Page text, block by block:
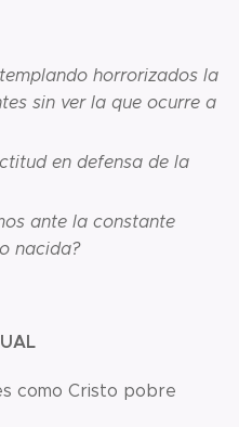
horrorizados la
sin ver la que ocurre a
en defensa de la
ante la constante
nacida?
como Cristo pobre